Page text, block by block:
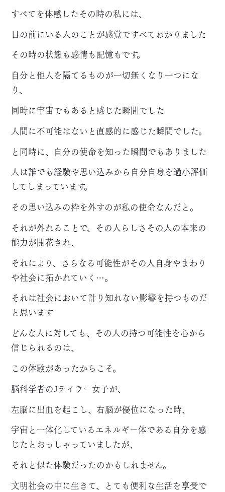
すべてを体感したその時の私には、
目の前にいる人のことが感覚ですべてわかりました
その時の状態も感情も記憶もです。
自分と他人を隔てるものが一切無くなり一つにな
り、
同時に宇宙でもあると感じた瞬間でした
人間に不可能はないと直感的に感じた瞬間でした。
と同時に、自分の使命を知った瞬間でもありました
人は誰でも経験や思い込みから自分自身を過小評価
してしまっています。
その思い込みの枠を外すのが私の使命なんだと。
それが外れることで、その人らしさその人の本来の
能力が開花され、
それにより、さらなる可能性がその人自身やまわり
や社会に拓かれていく…。
それは社会において計り知れない影響を持つものだ
と思います
どんな人に対しても、その人の持つ可能性を心から
信じられるのは、
この体験があったからこそ。
脳科学者のJテイラー女子が、
左脳に出血を起こし、右脳が優位になった時、
宇宙と一体化しているエネルギー体である自分を感
じたとおっしゃっていましたが、
それと似た体験だったのかもしれません。
文明社会の中に生きて、とても便利な生活を享受で